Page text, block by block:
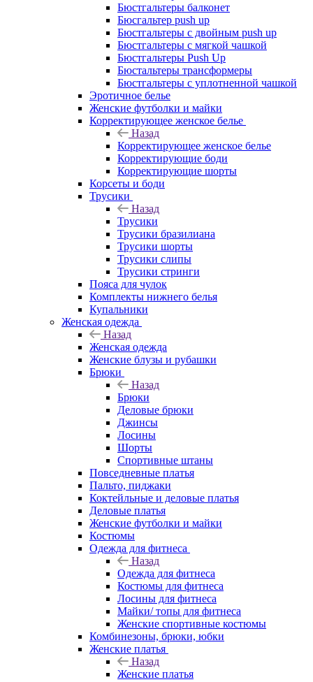
Бюстгальтеры балконет
Бюсгальтер push up
Бюстгальтеры с двойным push up
Бюстгальтеры с мягкой чашкой
Бюстгальтеры Push Up
Бюстальтеры трансформеры
Бюстгальтеры с уплотненной чашкой
Эротичное белье
Женские футболки и майки
Корректирующее женское белье
Назад
Корректирующее женское белье
Корректирующие боди
Корректирующие шорты
Корсеты и боди
Трусики
Назад
Трусики
Трусики бразилиана
Трусики шорты
Трусики слипы
Трусики стринги
Пояса для чулок
Комплекты нижнего белья
Купальники
Женская одежда
Назад
Женская одежда
Женские блузы и рубашки
Брюки
Назад
Брюки
Деловые брюки
Джинсы
Лосины
Шорты
Спортивные штаны
Повседневные платья
Пальто, пиджаки
Коктейльные и деловые платья
Деловые платья
Женские футболки и майки
Костюмы
Одежда для фитнеса
Назад
Одежда для фитнеса
Костюмы для фитнеса
Лосины для фитнеса
Майки/ топы для фитнеса
Женские спортивные костюмы
Комбинезоны, брюки, юбки
Женские платья
Назад
Женские платья